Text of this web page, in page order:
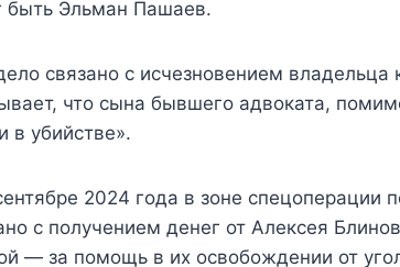
быть Эльман Пашаев.
связано с исчезновением владельца
что сына бывшего адвоката,
в убийстве».
2024 года в зоне спецоперации
с получением денег от Алексея
— за помощь в их освобождении от